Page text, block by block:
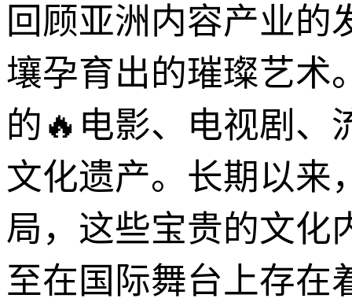
回顾亚洲内容产业的
壤孕育出的璀璨艺术
的🔥电影、电视剧、
文化遗产。长期以来
局，这些宝贵的文化
至在国际舞台上存在